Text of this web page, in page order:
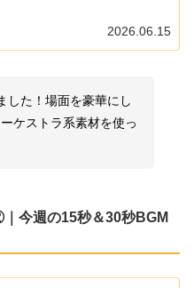
2026.06.15
した！場面を豪華にし
ケストラ系素材を使っ
今週の15秒＆30秒BGM